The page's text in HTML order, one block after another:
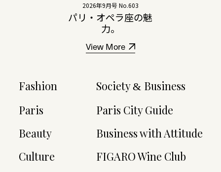
2026年9月号 No.603
パリ・オペラ座の魅
力。
View More
Fashion
Paris
Beauty
Culture
Society& Business
Paris City Guide
Business with Attitude
FIGARO Wine Club